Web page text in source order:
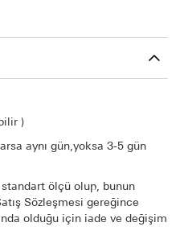
)
aynı gün,yoksa 3-5 gün
ölçü olup, bunun
Sözleşmesi gereğince
olduğu için iade ve değişim